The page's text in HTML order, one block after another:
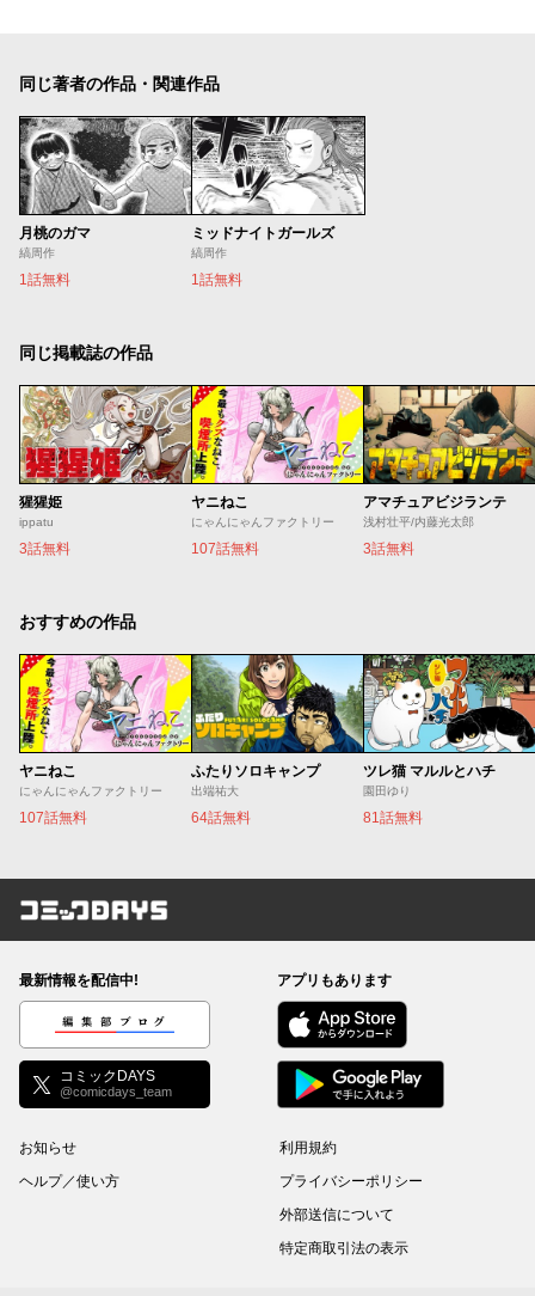
同じ著者の作品・関連作品
月桃のガマ
縞周作
1話無料
ミッドナイトガールズ
縞周作
1話無料
同じ掲載誌の作品
猩猩姫
ippatu
3話無料
ヤニねこ
にゃんにゃんファクトリー
107話無料
アマチュアビジランテ
浅村壮平/内藤光太郎
3話無料
おすすめの作品
ヤニねこ
にゃんにゃんファクトリー
107話無料
ふたりソロキャンプ
出端祐大
64話無料
ツレ猫 マルルとハチ
園田ゆり
81話無料
コミックDAYS
最新情報を配信中!
編集部ブログ
コミックDAYS
@comicdays_team
アプリもあります
お知らせ
ヘルプ／使い方
利用規約
プライバシーポリシー
外部送信について
特定商取引法の表示